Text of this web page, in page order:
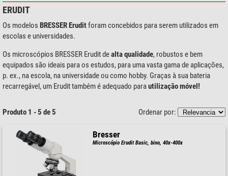
ERUDIT
Os modelos BRESSER Eruditforam concebidos para serem utilizados em
escolas e universidades.
Os microscópios BRESSER Erudit dealta qualidade, robustos e bem
equipados são ideais para os estudos, para uma vasta gama de aplicações,
p. ex., na escola, na universidade ou como hobby. Graças à sua bateria
recarregável, um Erudit também é adequado parautilização móvel!
Produto 1 - 5 de 5 Ordenar por:
Bresser
Microscópio Erudit Basic, bino, 40x-400x